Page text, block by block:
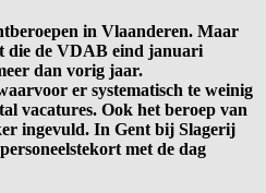
in Vlaanderen. Maar
die de VDAB eind januari
dan vorig jaar.
er systematisch te weinig
vacatures. Ook het beroep van
ingevuld. In Gent bij Slagerij
met de dag